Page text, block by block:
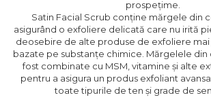
prospețime.
Satin Facial Scrub conține mărgele din
asigurând o exfoliere delicată care nu irită
deosebire de alte produse de exfoliere
bazate pe substanțe chimice. Mărgelele din
fost combinate cu MSM, vitamine și alte
pentru a asigura un produs exfoliant
toate tipurile de ten și grade de